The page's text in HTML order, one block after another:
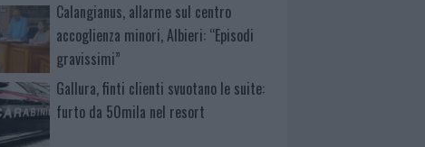
Calangianus, allarme sul centro
accoglienza minori, Albieri: “Episodi
gravissimi”
Gallura, finti clienti svuotano le suite:
furto da 50mila nel resort